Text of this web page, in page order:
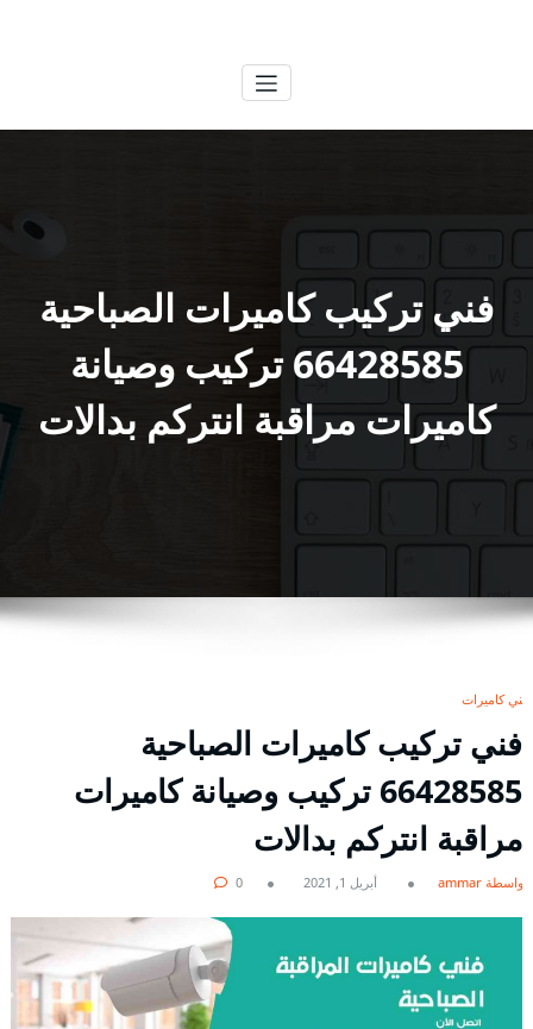
فني تركيب كاميرات الصباحية
66428585 تركيب وصيانة
كاميرات مراقبة انتركم بدالات
فني كاميرات
فني تركيب كاميرات الصباحية
66428585 تركيب وصيانة كاميرات
مراقبة انتركم بدالات
بواسطة ammar أبريل 1, 2021 0